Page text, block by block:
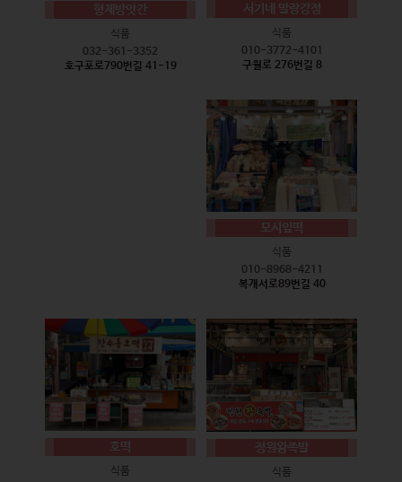
형제방앗간
식품
032-361-3352
호구포로790번길 41-19
서기네 말랑강정
식품
010-3772-4101
구월로 276번길 8
모시잎떡
식품
010-8968-4211
복개서로89번길 40
호떡
식품
정원왕족발
식품